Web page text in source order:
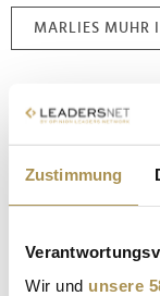
Zustimmung
Wir und unsere
MARLIES MUHR
Kommentar
Kommentar: